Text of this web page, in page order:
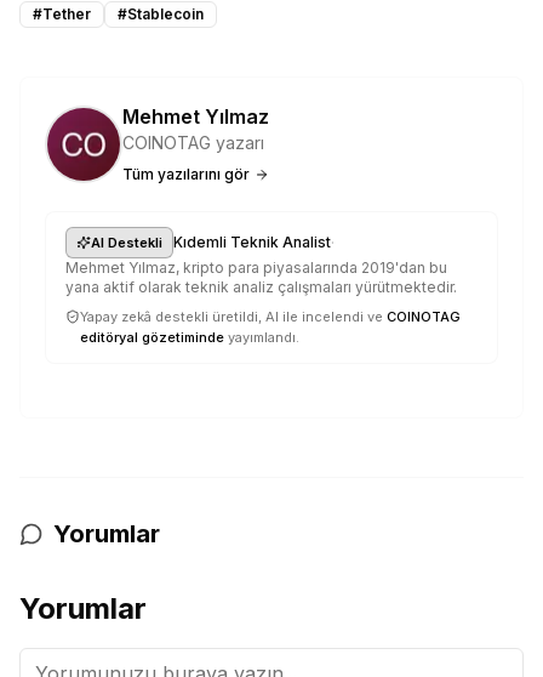
#Tether #Stablecoin
Mehmet Yılmaz
COINOTAG yazarı
Tüm yazılarını gör
AI Destekli Kıdemli Teknik Analist·
Mehmet Yılmaz, kripto para piyasalarında 2019'dan bu
yana aktif olarak teknik analiz çalışmaları yürütmektedir.
Yapay zekâ destekli üretildi, AI ile incelendi ve COINOTAG
editöryal gözetiminde yayımlandı.
Yorumlar
Yorumlar